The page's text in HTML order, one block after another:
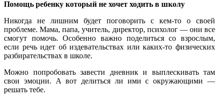
Помощь ребенку который не хочет ходить в школу
Никогда не лишним будет поговорить с кем-то о своей
проблеме. Мама, папа, учитель, директор, психолог — они все
смогут помочь. Особенно важно поделиться со взрослым,
если речь идет об издевательствах или каких-то физических
разбирательствах в школе.
Можно попробовать завести дневник и выплескивать там
свои эмоции. А вот делиться ли ими с окружающими —
решать тебе.